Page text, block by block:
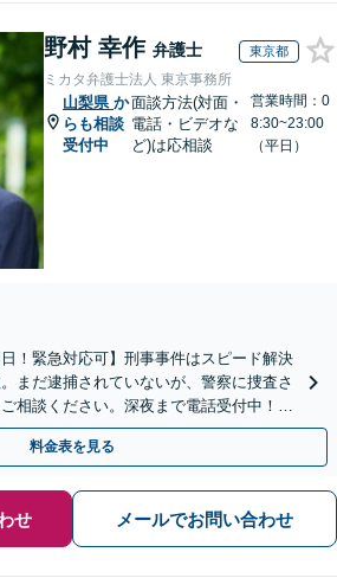
野村 幸作 弁護士 東京都
ミカタ弁護士法人 東京事務所
山梨県 か
らも相談
受付中
面談方法(対面・
電話・ビデオな
ど)は応相談
営業時間：0
8:30~23:00
（平日）
！緊急対応可】刑事事件はスピード解決
まだ逮捕されていないが、警察に捜査さ
相談ください。深夜まで電話受付中！痴
犯罪など
料金表を見る
せ メールでお問い合わせ